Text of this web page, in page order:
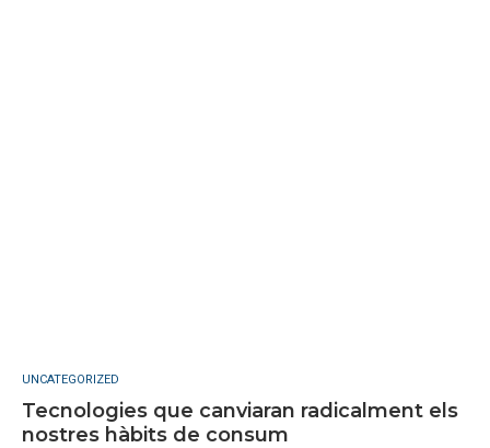
UNCATEGORIZED
Tecnologies que canviaran radicalment els
nostres hàbits de consum